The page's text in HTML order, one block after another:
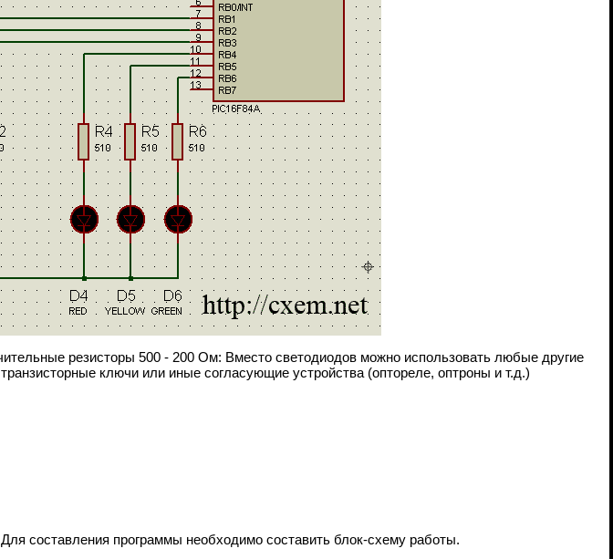
резисторы 500 - 200 Ом: Вместо светодиодов можно использовать любые другие
ключи или иные согласующие устройства (оптореле, оптроны и т.д.)
составления программы необходимо составить блок-схему работы.